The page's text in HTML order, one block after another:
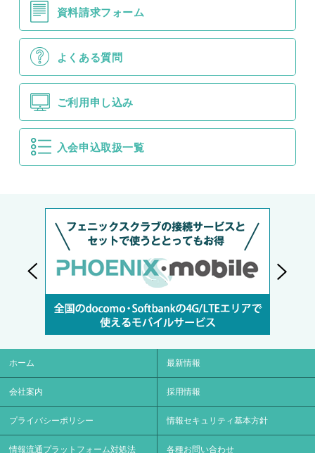
資料請求フォーム
よくある質問
ご利用申し込み
入会申込取扱一覧
ホーム 最新情報
会社案内 採用情報
プライバシーポリシー 情報セキュリティ基本方針
情報流通プラットフォーム対処法 各種お問い合わせ